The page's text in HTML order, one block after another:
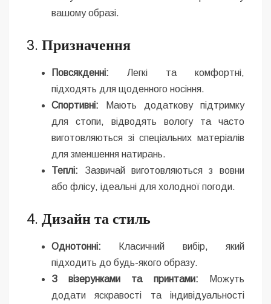
вашому образі.
3.Призначення
Повсякденні: Легкі та комфортні,
підходять для щоденного носіння.
Спортивні: Мають додаткову підтримку
для стопи, відводять вологу та часто
виготовляються зі спеціальних матеріалів
для зменшення натирань.
Теплі: Зазвичай виготовляються з вовни
або флісу, ідеальні для холодної погоди.
4.Дизайн та стиль
Однотонні: Класичний вибір, який
підходить до будь-якого образу.
З візерунками та принтами: Можуть
додати яскравості та індивідуальності